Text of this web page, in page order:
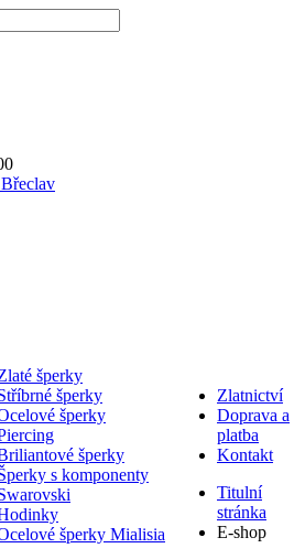
šperky
šperky
šperky
šperky
s komponenty
šperky Mialisia
Zlatnictví
Doprava a
platba
Kontakt
Titulní
stránka
E-shop